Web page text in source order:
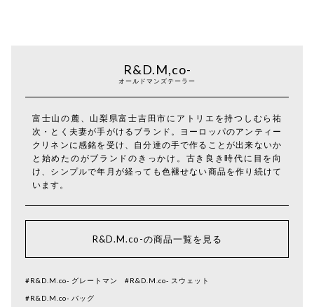
R&D.M,co-
オールドマンズテーラー
富士山の麓、山梨県富士吉田市にアトリエを持つしむら祐
次・とく夫妻が手がけるブランド。ヨーロッパのアンティー
クリネンに感銘を受け、自分達の手で作ることが出来ないか
と始めたのがブランドのきっかけ。古き良き時代に目を向
け、シンプルで年月が経っても色褪せない商品を作り続けて
います。
R&D.M.co-の商品一覧を見る
#R&D.M.co- グレートマン #R&D.M.co- スウェット
#R&D.M.co- バッグ